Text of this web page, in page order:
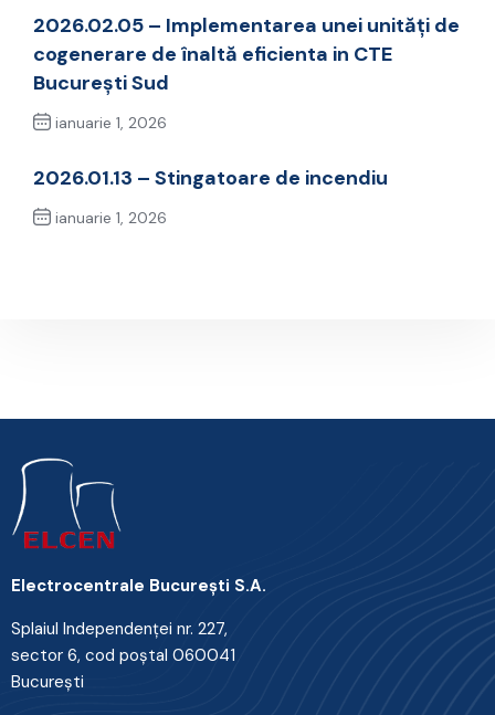
2026.02.05 – Implementarea unei unități de
cogenerare de înaltă eficienta in CTE
București Sud
ianuarie 1, 2026
2026.01.13 – Stingatoare de incendiu
ianuarie 1, 2026
Electrocentrale Bucureşti S.A.
Splaiul Independenţei nr. 227,
sector 6, cod poştal 060041
Bucureşti